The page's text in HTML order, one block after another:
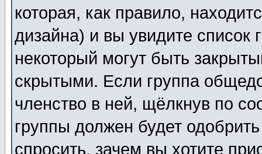
которая, как правило,
дизайна) и вы увидите список
некоторый могут быть
скрытыми. Если группа
членство в ней, щёлкнув по
группы должен будет
спросить, зачем вы хотите